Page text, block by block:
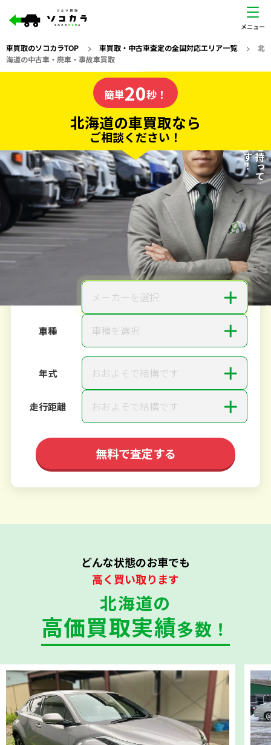
車買取のソコカラTOP > 車買取・中古車査定の全国対応エリア一覧> 北
海道の中古車・廃車・事故車買取
の車買取なら
ソコカラの
電話か出張か、高い方の査定を提案。
だから高価買取!
私たちが責任を持って
査定いたします！
簡単20秒！
北海道の車買取なら
ご相談ください！
20秒で入力完了！
無料で カンタンWeb査定
ご依頼いただいたお車を丁寧に査定いたします
メーカーを選択 ＋
車種 車種を選択 ＋
年式 おおよそで結構です ＋
走行距離 おおよそで結構です ＋
無料で査定する
どんな状態のお車でも
高く買い取ります
北海道の
高価買取実績多数！